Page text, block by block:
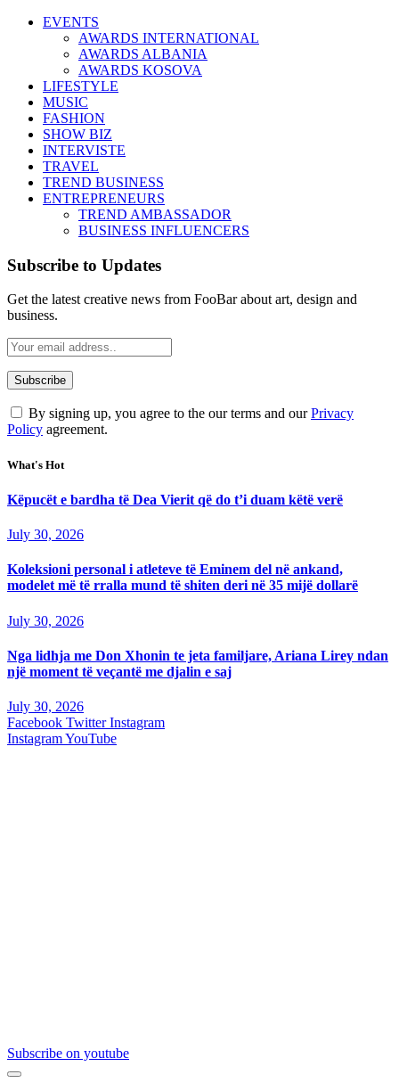
EVENTS
AWARDS INTERNATIONAL
AWARDS ALBANIA
AWARDS KOSOVA
LIFESTYLE
MUSIC
FASHION
SHOW BIZ
INTERVISTE
TRAVEL
TREND BUSINESS
ENTREPRENEURS
TREND AMBASSADOR
BUSINESS INFLUENCERS
Subscribe to Updates
Get the latest creative news from FooBar about art, design and
business.
By signing up, you agree to the our terms and ourPrivacy
Policy agreement.
What's Hot
Këpucët e bardha të Dea Vierit që do t’i duam këtë verë
July 30, 2026
Koleksioni personal i atleteve të Eminem del në ankand,
modelet më të rralla mund të shiten deri në 35 mijë dollarë
July 30, 2026
Nga lidhja me Don Xhonin te jeta familjare, Ariana Lirey ndan
një moment të veçantë me djalin e saj
July 30, 2026
Facebook Twitter Instagram
InstagramYouTube
Subscribe on youtube